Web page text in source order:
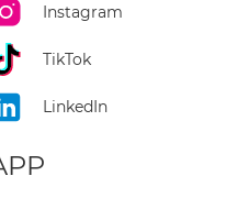
Instagram
TikTok
LinkedIn